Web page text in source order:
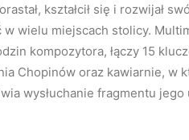
kształcił się i rozwijał
wielu miejscach stolicy.
kompozytora, łączy 15
Chopinów oraz kawiarnie, w
wysłuchanie fragmentu